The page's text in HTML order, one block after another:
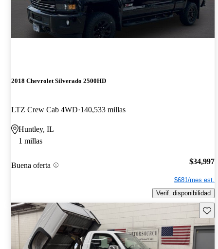
2018 Chevrolet Silverado 2500HD
LTZ Crew Cab 4WD 140,533 millas
Huntley, IL
1 millas
Buena oferta $34,997
$681/mes est.
Verif. disponibilidad